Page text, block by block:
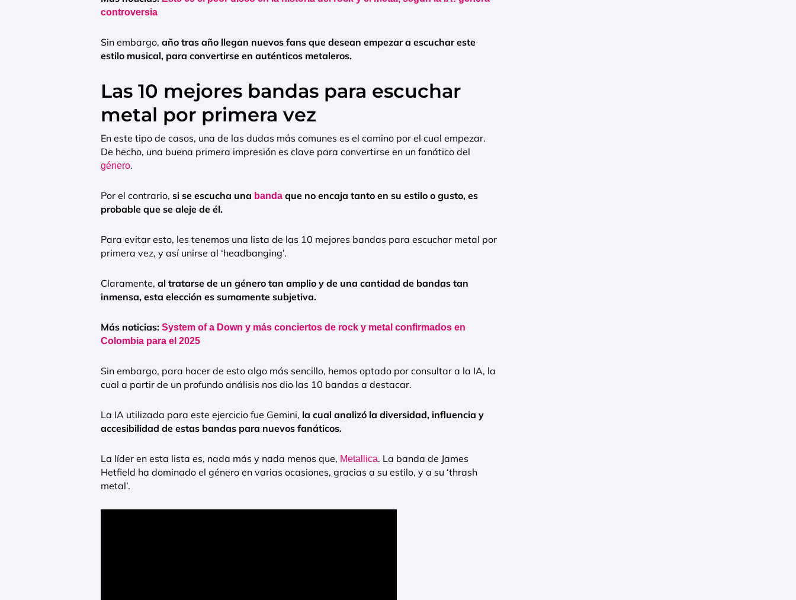
controversia
Sin embargo, año tras año llegan nuevos fans que desean empezar a escuchar este
estilo musical, para convertirse en auténticos metaleros.
Las 10 mejores bandas para escuchar
metal por primera vez
En este tipo de casos, una de las dudas más comunes es el camino por el cual empezar.
De hecho, una buena primera impresión es clave para convertirse en un fanático del
género.
Por el contrario, si se escucha una banda que no encaja tanto en su estilo o gusto, es
probable que se aleje de él.
Para evitar esto, les tenemos una lista de las 10 mejores bandas para escuchar metal por
primera vez, y así unirse al ‘headbanging’.
Claramente, al tratarse de un género tan amplio y de una cantidad de bandas tan
inmensa, esta elección es sumamente subjetiva.
Más noticias: System of a Down y más conciertos de rock y metal confirmados en
Colombia para el 2025
Sin embargo, para hacer de esto algo más sencillo, hemos optado por consultar a la IA, la
cual a partir de un profundo análisis nos dio las 10 bandas a destacar.
La IA utilizada para este ejercicio fue Gemini, la cual analizó la diversidad, influencia y
accesibilidad de estas bandas para nuevos fanáticos.
La líder en esta lista es, nada más y nada menos que, Metallica. La banda de James
Hetfield ha dominado el género en varias ocasiones, gracias a su estilo, y a su ‘thrash
metal’.